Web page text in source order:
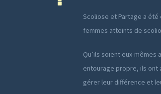
Scoliose et Partage a été
femmes atteints de
Qu’ils soient eux-
entourage propre, ils ont
gérer leur différence et